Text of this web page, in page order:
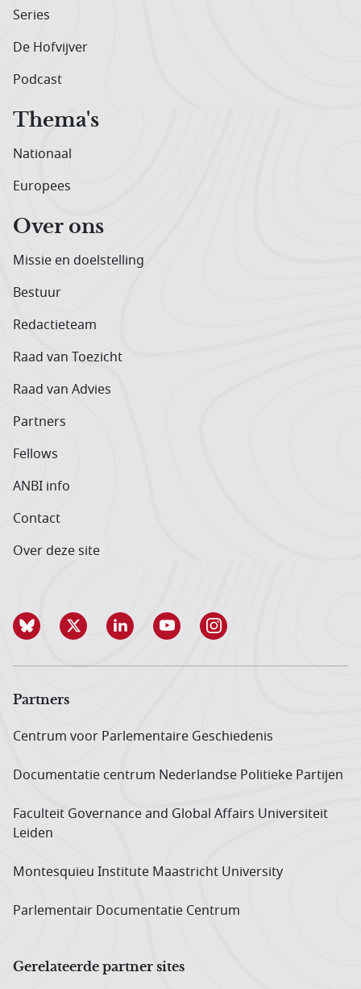
Series
De Hofvijver
Podcast
Thema's
Nationaal
Europees
Over ons
Missie en doelstelling
Bestuur
Redactieteam
Raad van Toezicht
Raad van Advies
Partners
Fellows
ANBI info
Contact
Over deze site
Partners
Centrum voor Parlementaire Geschiedenis
Documentatie centrum Neder­landse Politieke Partijen
Faculteit Governance and Global Affairs Universiteit
Leiden
Montesquieu Institute Maastricht University
Parlementair Documentatie Centrum
Gerelateerde partner sites